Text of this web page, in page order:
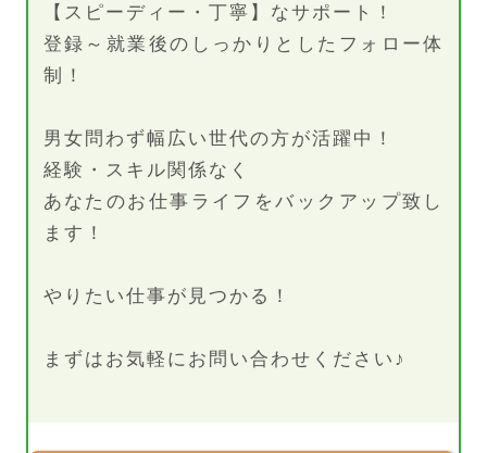
【スピーディー・丁寧】なサポート！
登録～就業後のしっかりとしたフォロー体
制！
男女問わず幅広い世代の方が活躍中！
経験・スキル関係なく
あなたのお仕事ライフをバックアップ致し
ます！
やりたい仕事が見つかる！
まずはお気軽にお問い合わせください♪